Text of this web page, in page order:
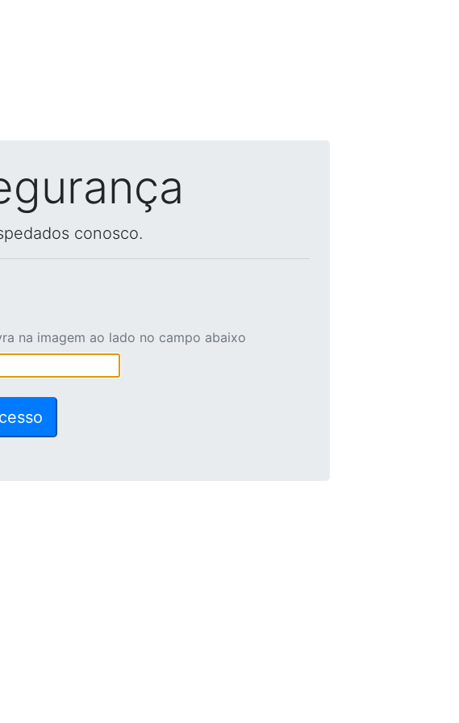
conosco.
na imagem ao lado no campo abaixo